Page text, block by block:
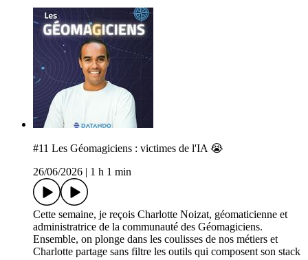
#11 Les Géomagiciens : victimes de l'IA 😭
26/06/2026
1 h 1 min
Cette semaine, je reçois Charlotte Noizat, géomaticienne et
administratrice de la communauté des Géomagiciens.
Ensemble, on plonge dans les coulisses de nos métiers et
Charlotte partage sans filtre les outils qui composent son stack